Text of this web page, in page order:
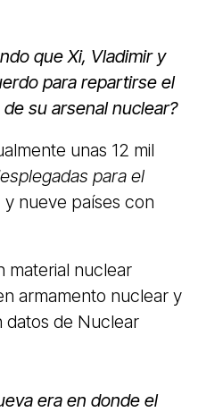
que Xi, Vladimir y
para repartirse el
su arsenal nuclear?
unas 12 mil
para el
y nueve países con
material nuclear
armamento nuclear y
datos de Nuclear
era en donde el